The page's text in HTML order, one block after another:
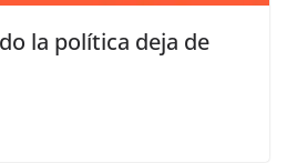
la política deja de